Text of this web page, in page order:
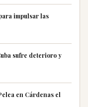
impulsar las
sufre deterioro y
en Cárdenas el